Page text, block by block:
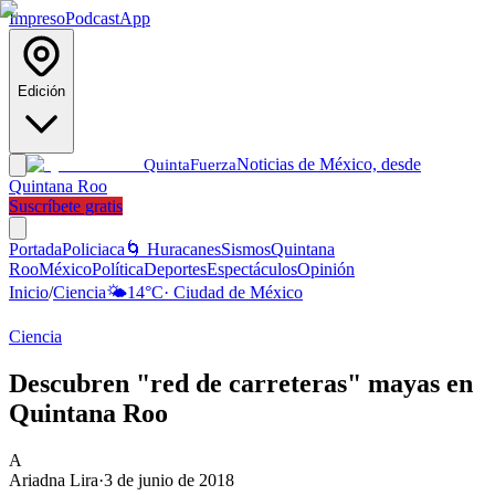
ImpresoPodcastApp
Edición
QuintaFuerzaNoticias de México, desde
Quintana Roo
Suscríbete gratis
PortadaPoliciaca 🌀 HuracanesSismosQuintana
RooMéxicoPolíticaDeportesEspectáculosOpinión
Inicio/Ciencia🌤️14°C· Ciudad de México
Ciencia
Descubren "red de carreteras" mayas en
Quintana Roo
A
Ariadna Lira·3 de junio de 2018